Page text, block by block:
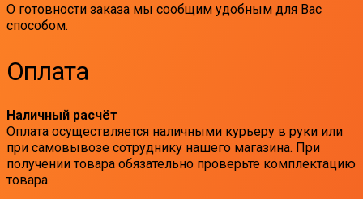
О готовности заказа мы сообщим удобным для Вас
способом.
Оплата
Наличный расчёт
Оплата осуществляется наличными курьеру в руки или
при самовывозе сотруднику нашего магазина. При
получении товара обязательно проверьте комплектацию
товара.